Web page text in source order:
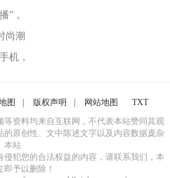
”，
尚潮
机，
图 版权声明 网站地图
TXT
资料均来自互联网，不代表本站赞同其观
原创性、文中陈述文字以及内容数据庞杂
本站
犯您的合法权益的内容，请联系我们，本
即予以删除！